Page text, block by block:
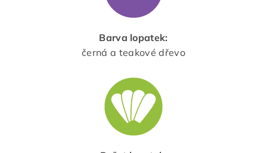
Barva lopatek:
černá a teakové dřevo